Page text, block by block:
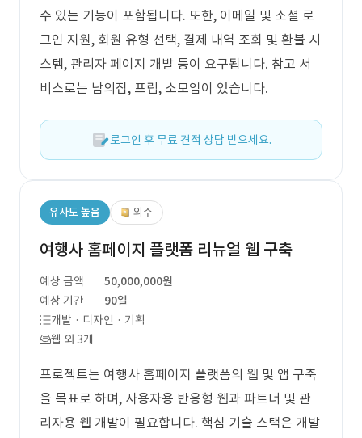
수 있는 기능이 포함됩니다. 또한, 이메일 및 소셜 로
그인 지원, 회원 유형 선택, 결제 내역 조회 및 환불 시
스템, 관리자 페이지 개발 등이 요구됩니다. 참고 서
비스로는 남의집, 프립, 소모임이 있습니다.
로그인 후 무료 견적 상담 받으세요.
유사도 높음 외주
여행사 홈페이지 플랫폼 리뉴얼 웹 구축
예상 금액
50,000,000원
예상 기간
90일
개발 · 디자인 · 기획
웹 외 3개
프로젝트는 여행사 홈페이지 플랫폼의 웹 및 앱 구축
을 목표로 하며, 사용자용 반응형 웹과 파트너 및 관
리자용 웹 개발이 필요합니다. 핵심 기술 스택은 개발